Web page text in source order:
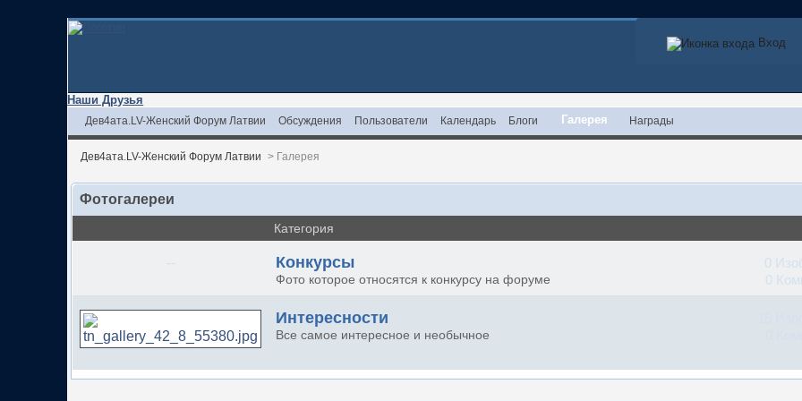
Вход
Наши Друзья
Дев4ата.LV-Женский Форум Латвии Обсуждения Пользователи Календарь Блоги Галерея Награды
Дев4ата.LV-Женский Форум Латвии > Галерея
Фотогалереи
Категория
-- Конкурсы
Фото которое относятся к конкурсу на форуме
0
0
Интересности
Все самое интересное и необычное